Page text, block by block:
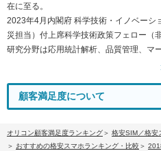
在に至る。
2023年4月内閣府 科学技術・イノベーシ
災担当）付上席科学技術政策フェロー（非
研究分野は応用統計解析、品質管理、マ
顧客満足度について
オリコン顧客満足度ランキング
格安SIM／格安
おすすめの格安スマホランキング・比較